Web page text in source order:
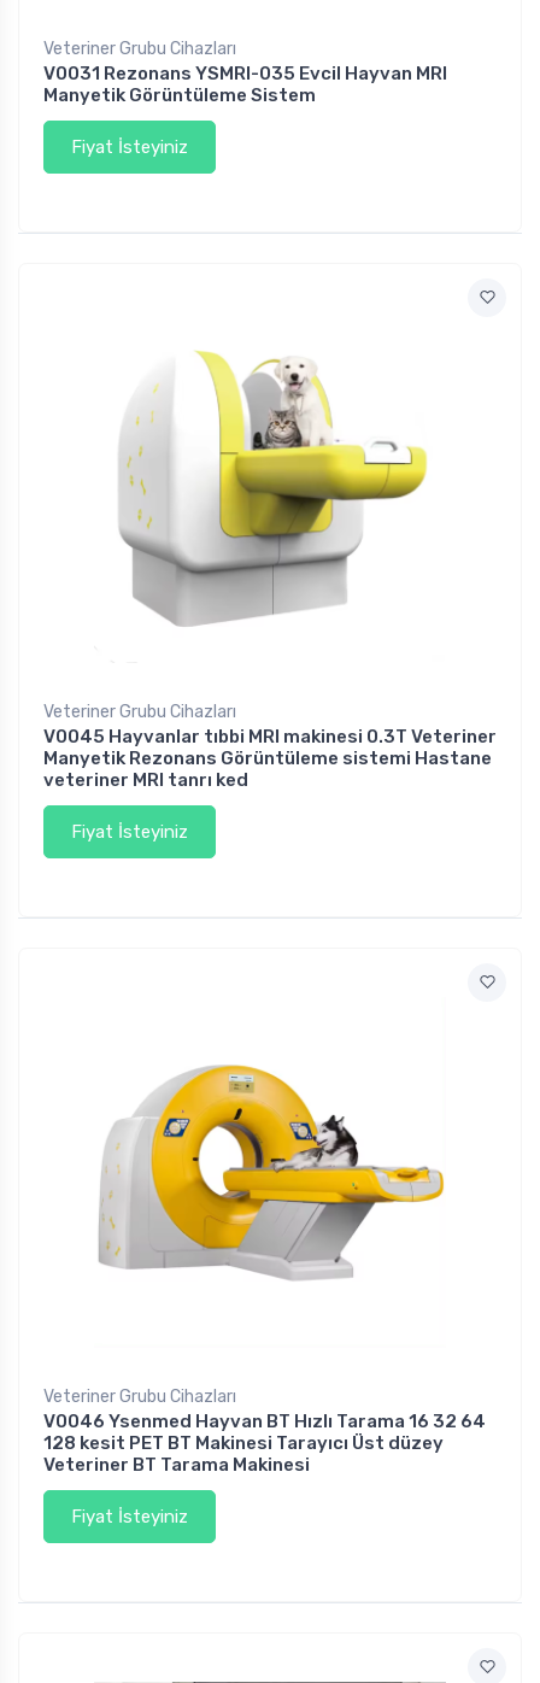
Veteriner Grubu Cihazları
V0031 Rezonans YSMRI-035 Evcil Hayvan MRI
Manyetik Görüntüleme Sistem
Fiyat İsteyiniz
Veteriner Grubu Cihazları
V0045 Hayvanlar tıbbi MRI makinesi 0.3T Veteriner
Manyetik Rezonans Görüntüleme sistemi Hastane
veteriner MRI tanrı ked
Fiyat İsteyiniz
Veteriner Grubu Cihazları
V0046 Ysenmed Hayvan BT Hızlı Tarama 16 32 64
128 kesit PET BT Makinesi Tarayıcı Üst düzey
Veteriner BT Tarama Makinesi
Fiyat İsteyiniz